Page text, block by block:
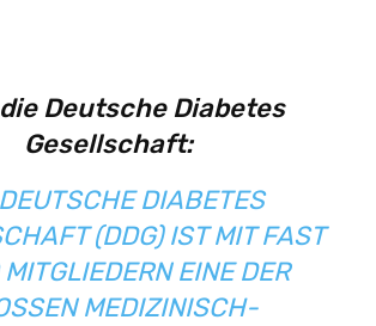
Deutsche Diabetes
Gesellschaft:
DIABETES
(DDG) IST MIT FAST
EINE DER
MEDIZINISCH-W